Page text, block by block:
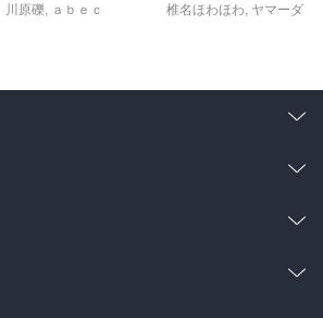
川原礫, ａｂｅｃ
椎名ほわほわ, ヤマーダ